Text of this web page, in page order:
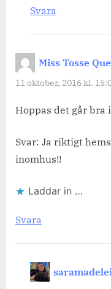
Svara
Miss Tosse
11 oktober, 2016 kl.
Hoppas det går bra
Svar: Ja riktigt
inomhus!!
Laddar in …
Svara